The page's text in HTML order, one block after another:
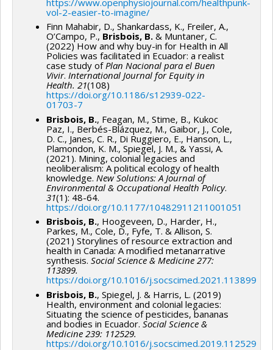
vol-2-easier-to-imagine/
Finn Mahabir, D., Shankardass, K., Freiler, A.,
O’Campo, P., Brisbois, B. & Muntaner, C.
(2022) How and why buy-in for Health in All
Policies was facilitated in Ecuador: a realist
case study ofPlan Nacional para el Buen
Vivir. International Journal for Equity in
Health. 21(108)
https://doi.org/10.1186/s12939-022-
01703-7
Brisbois, B., Feagan, M., Stime, B., Kukoc
Paz, I., Berbés-Blázquez, M., Gaibor, J., Cole,
D. C., Janes, C. R., Di Ruggiero, E., Hanson, L.,
Plamondon, K. M., Spiegel, J. M., & Yassi, A.
(2021). Mining, colonial legacies and
neoliberalism: A political ecology of health
knowledge. New Solutions: A Journal of
Environmental & Occupational Health Policy.
31(1): 48-64.
https://doi.org/10.1177/10482911211001051
Brisbois, B., Hoogeveen, D., Harder, H.,
Parkes, M., Cole, D., Fyfe, T. & Allison, S.
(2021) Storylines of resource extraction and
health in Canada: A modified metanarrative
synthesis. Social Science & Medicine 277:
113899.
https://doi.org/10.1016/j.socscimed.2021.113899
Brisbois, B., Spiegel, J. & Harris, L. (2019)
Health, environment and colonial legacies:
Situating the science of pesticides, bananas
and bodies in Ecuador. Social Science &
Medicine 239: 112529.
https://doi.org/10.1016/j.socscimed.2019.112529